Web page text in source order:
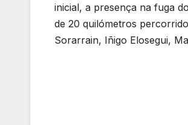
inicial, a presença na fuga
de 20 quilómetros
Sorarrain, Iñigo Elosegui,